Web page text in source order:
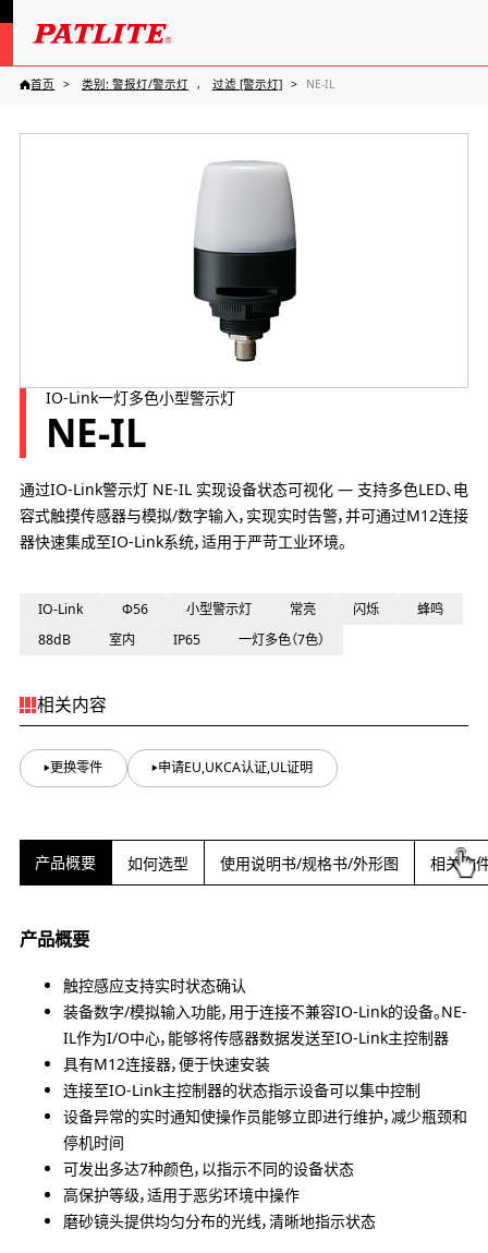
首页 类别: 警报灯/警示灯 过滤 [警示灯] NE-IL
IO-Link一灯多色小型警示灯
NE-IL
通过IO-Link警示灯 NE-IL 实现设备状态可视化 — 支持多色LED、电
容式触摸传感器与模拟/数字输入，实现实时告警，并可通过M12连接
器快速集成至IO-Link系统，适用于严苛工业环境。
IO-Link Φ56 小型警示灯 常亮 闪烁
蜂鸣
88dB
室内 IP65 一灯多色（7色）
相关内容
更换零件 申请EU,UKCA认证,UL证明
产品概要 如何选型 使用说明书/规格书/外形图 相关文
产品概要
触控感应支持实时状态确认
装备数字/模拟输入功能，用于连接不兼容IO-Link的设备。NE-
IL作为I/O中心，能够将传感器数据发送至IO-Link主控制器
具有M12连接器，便于快速安装
连接至IO-Link主控制器的状态指示设备可以集中控制
设备异常的实时通知使操作员能够立即进行维护，减少瓶颈和
停机时间
可发出多达7种颜色，以指示不同的设备状态
高保护等级，适用于恶劣环境中操作
磨砂镜头提供均匀分布的光线，清晰地指示状态